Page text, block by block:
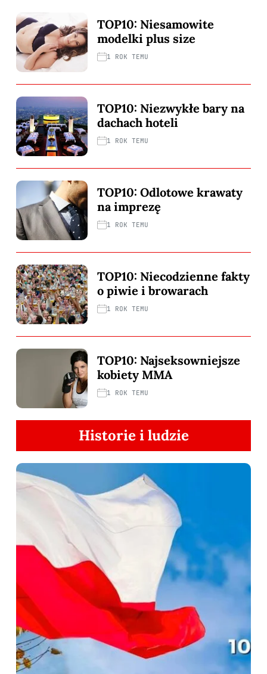
TOP10: Niesamowite
modelki plus size
1 ROK TEMU
TOP10: Niezwykłe bary na
dachach hoteli
1 ROK TEMU
TOP10: Odlotowe krawaty
na imprezę
1 ROK TEMU
TOP10: Niecodzienne fakty
o piwie i browarach
1 ROK TEMU
TOP10: Najseksowniejsze
kobiety MMA
1 ROK TEMU
Historie i ludzie